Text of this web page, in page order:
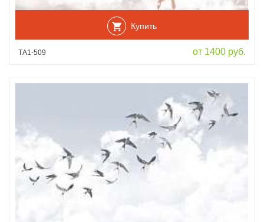
Купить
ТА1-509 от 1400 руб.